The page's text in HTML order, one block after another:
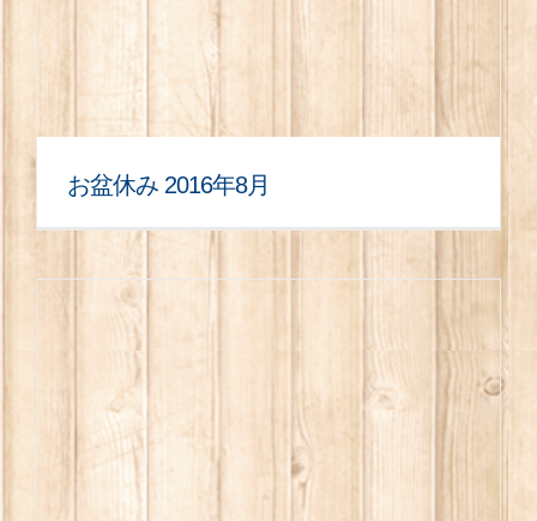
お盆休み 2016年8月